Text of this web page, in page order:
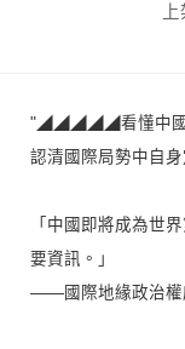
"◢◢◢◢◢看懂中國
認清國際局勢中自
「中國即將成為世
要資訊。」
——國際地緣政治權